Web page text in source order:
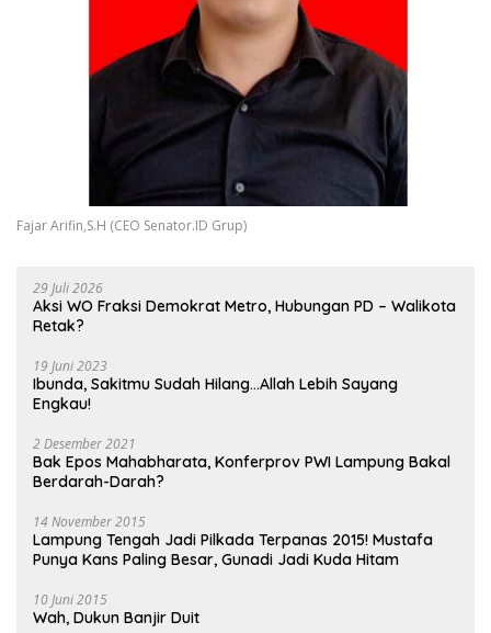
Fajar Arifin,S.H (CEO Senator.ID Grup)
29 Juli 2026
Aksi WO Fraksi Demokrat Metro, Hubungan PD – Walikota
Retak?
19 Juni 2023
Ibunda, Sakitmu Sudah Hilang…Allah Lebih Sayang
Engkau!
2 Desember 2021
Bak Epos Mahabharata, Konferprov PWI Lampung Bakal
Berdarah-Darah?
14 November 2015
Lampung Tengah Jadi Pilkada Terpanas 2015! Mustafa
Punya Kans Paling Besar, Gunadi Jadi Kuda Hitam
10 Juni 2015
Wah, Dukun Banjir Duit